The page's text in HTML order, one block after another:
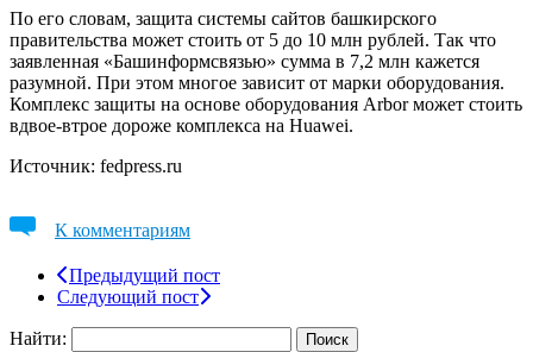
По его словам, защита системы сайтов башкирского
правительства может стоить от 5 до 10 млн рублей. Так что
заявленная «Башинформсвязью» сумма в 7,2 млн кажется
разумной. При этом многое зависит от марки оборудования.
Комплекс защиты на основе оборудования Arbor может стоить
вдвое-втрое дороже комплекса на Huawei.
Источник: fedpress.ru
К комментариям
Предыдущий пост
Следующий пост
Найти: